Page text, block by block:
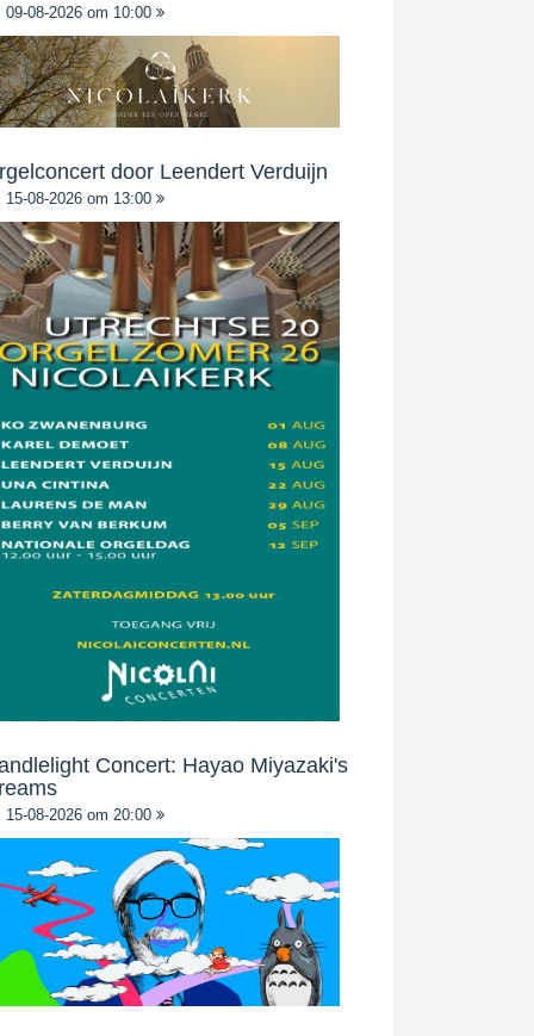
09-08-2026 om 10:00
door Leendert Verduijn
15-08-2026 om 13:00
Concert: Hayao Miyazaki's
15-08-2026 om 20:00